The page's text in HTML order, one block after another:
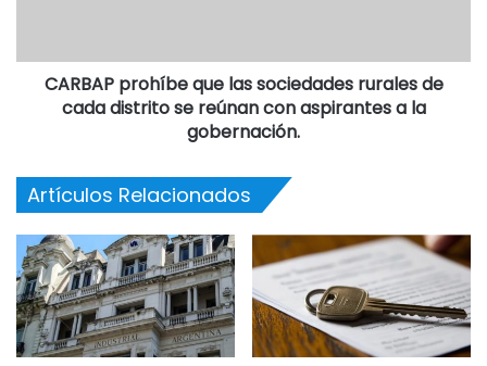
17.10 Banfield – Atlético Tucumán
Árbitro: Hernán Mastrángelo
Asistente 1: Julio Fernández
Cuarto árbitro: Jorge Baliño
CARBAP prohíbe que las sociedades rurales de
cada distrito se reúnan con aspirantes a la
gobernación.
Artículos Relacionados